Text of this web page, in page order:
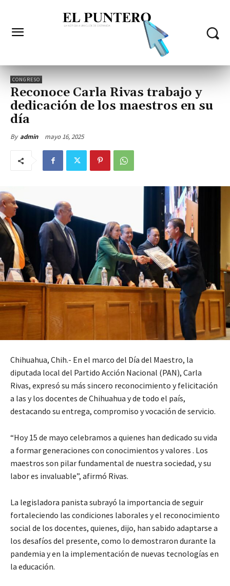
CONGRESO
Reconoce Carla Rivas trabajo y
dedicación de los maestros en su
día
By admin mayo 16, 2025
Chihuahua, Chih.- En el marco del Día del Maestro, la
diputada local del Partido Acción Nacional (PAN), Carla
Rivas, expresó su más sincero reconocimiento y felicitación
a las y los docentes de Chihuahua y de todo el país,
destacando su entrega, compromiso y vocación de servicio.
“Hoy 15 de mayo celebramos a quienes han dedicado su vida
a formar generaciones con conocimientos y valores . Los
maestros son pilar fundamental de nuestra sociedad, y su
labor es invaluable”, afirmó Rivas.
La legisladora panista subrayó la importancia de seguir
fortaleciendo las condiciones laborales y el reconocimiento
social de los docentes, quienes, dijo, han sabido adaptarse a
los desafíos del presente, como lo demostraron durante la
pandemia y en la implementación de nuevas tecnologías en
la educación.